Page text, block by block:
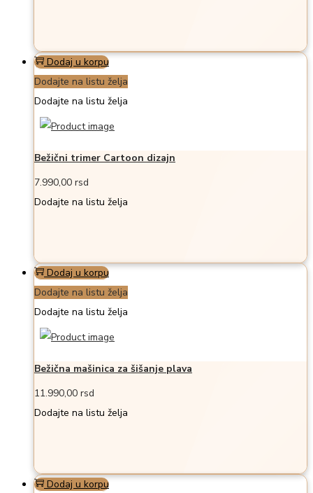
Dodaj u korpu
Dodajte na listu želja
Dodajte na listu želja
Bežični trimer Cartoon dizajn
7.990,00 rsd
Dodajte na listu želja
Dodaj u korpu
Dodajte na listu želja
Dodajte na listu želja
Bežična mašinica za šišanje plava
11.990,00 rsd
Dodajte na listu želja
Dodaj u korpu